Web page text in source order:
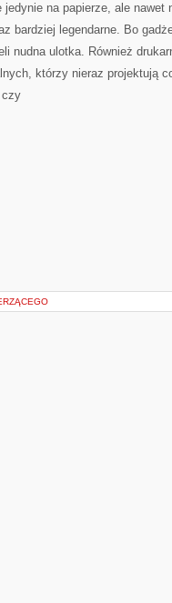
jedynie na papierze, ale
bardziej legendarne. Bo
nudna ulotka. Również
którzy nieraz projektują
czy